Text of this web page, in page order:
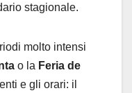
stagionale.
molto intensi
o la Feria de
e gli orari: il